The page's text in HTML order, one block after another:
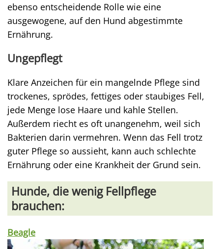
ebenso entscheidende Rolle wie eine
ausgewogene, auf den Hund abgestimmte
Ernährung.
Ungepflegt
Klare Anzeichen für ein mangelnde Pflege sind
trockenes, sprödes, fettiges oder staubiges Fell,
jede Menge lose Haare und kahle Stellen.
Außerdem riecht es oft unangenehm, weil sich
Bakterien darin vermehren. Wenn das Fell trotz
guter Pflege so aussieht, kann auch schlechte
Ernährung oder eine Krankheit der Grund sein.
Hunde, die wenig Fellpflege
brauchen:
Beagle